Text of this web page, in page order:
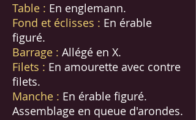
Table : En englemann.
Fond et éclisses : En érable
figuré.
Barrage : Allégé en X.
Filets : En amourette avec contre
filets.
Manche : En érable figuré.
Assemblage en queue d'arondes.